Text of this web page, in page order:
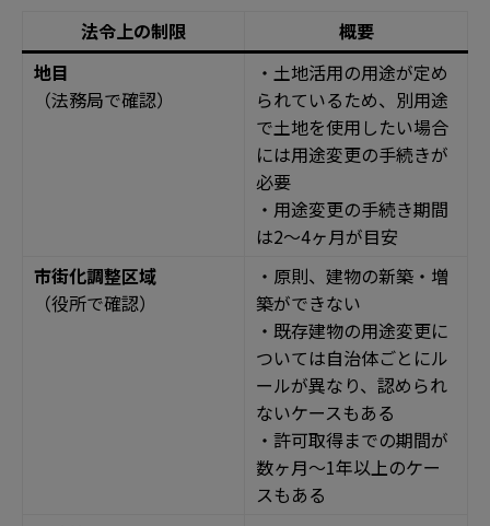
法令上の制限
概要
地目
（法務局で確認）
・土地活用の用途が定め
られているため、別用途
で土地を使用したい場合
には用途変更の手続きが
必要
・用途変更の手続き期間
は2〜4ヶ月が目安
市街化調整区域
（役所で確認）
・原則、建物の新築・増
築ができない
・既存建物の用途変更に
ついては自治体ごとにル
ールが異なり、認められ
ないケースもある
・許可取得までの期間が
数ヶ月〜1年以上のケー
スもある